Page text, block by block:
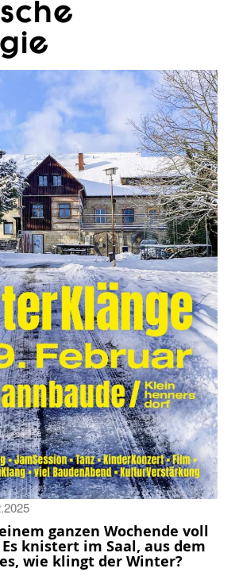
ganzen Wochende voll
knistert im Saal, aus dem
wie klingt der Winter?